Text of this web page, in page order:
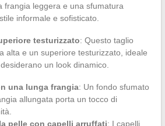
frangia leggera e una sfumatura
informale e sofisticato.
testurizzato: Questo taglio
alta e un superiore testurizzato, ideale
un look dinamico.
una lunga frangia: Un fondo sfumato
allungata porta un tocco di
pelle con capelli arruffati: I capelli